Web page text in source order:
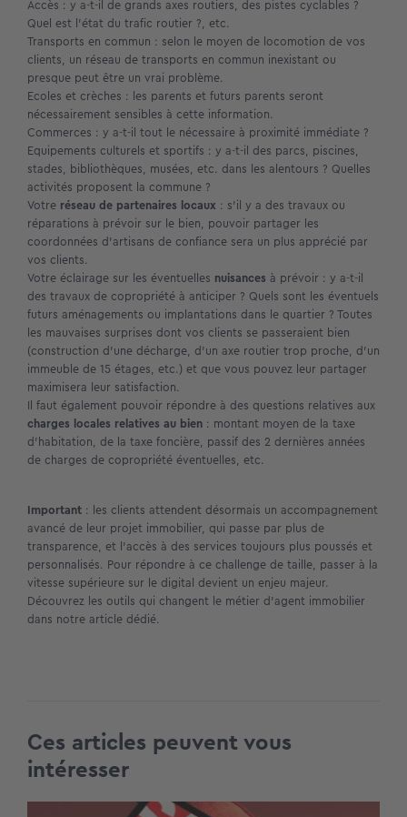
Accès : y a-t-il de grands axes routiers, des pistes cyclables ?
Quel est l’état du trafic routier ?, etc.
Transports en commun : selon le moyen de locomotion de vos
clients, un réseau de transports en commun inexistant ou
presque peut être un vrai problème.
Ecoles et crèches : les parents et futurs parents seront
nécessairement sensibles à cette information.
Commerces : y a-t-il tout le nécessaire à proximité immédiate ?
Equipements culturels et sportifs : y a-t-il des parcs, piscines,
stades, bibliothèques, musées, etc. dans les alentours ? Quelles
activités proposent la commune ?
Votre réseau de partenaires locaux : s’il y a des travaux ou
réparations à prévoir sur le bien, pouvoir partager les
coordonnées d’artisans de confiance sera un plus apprécié par
vos clients.
Votre éclairage sur les éventuelles nuisances à prévoir : y a-t-il
des travaux de copropriété à anticiper ? Quels sont les éventuels
futurs aménagements ou implantations dans le quartier ? Toutes
les mauvaises surprises dont vos clients se passeraient bien
(construction d’une décharge, d’un axe routier trop proche, d’un
immeuble de 15 étages, etc.) et que vous pouvez leur partager
maximisera leur satisfaction.
Il faut également pouvoir répondre à des questions relatives aux
charges locales relatives au bien : montant moyen de la taxe
d’habitation, de la taxe foncière, passif des 2 dernières années
de charges de copropriété éventuelles, etc.
Important : les clients attendent désormais un accompagnement
avancé de leur projet immobilier, qui passe par plus de
transparence, et l’accès à des services toujours plus poussés et
personnalisés. Pour répondre à ce challenge de taille, passer à la
vitesse supérieure sur le digital devient un enjeu majeur.
Découvrez les outils qui changent le métier d’agent immobilier
dans notre article dédié.
Ces articles peuvent vous
intéresser